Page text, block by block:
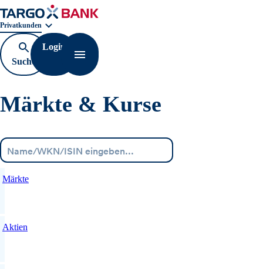
Geschäftsbereichnavigation. Aktuelle Auswahl:
Privatkunden
Suche
öffnen
Login
Navigation öffnen
Märkte & Kurse
Märkte
Aktien